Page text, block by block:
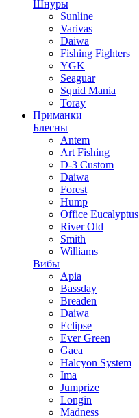
Шнуры
Sunline
Varivas
Daiwa
Fishing Fighters
YGK
Seaguar
Squid Mania
Toray
Приманки
Блесны
Antem
Art Fishing
D-3 Custom
Daiwa
Forest
Hump
Office Eucalyptus
River Old
Smith
Williams
Вибы
Apia
Bassday
Breaden
Daiwa
Eclipse
Ever Green
Gaea
Halcyon System
Ima
Jumprize
Longin
Madness